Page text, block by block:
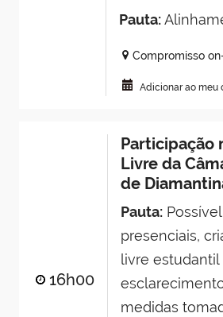
Pauta:
Compromisso
Adicionar ao meu
16h00
Participação
Livre da
de
Pauta:
presenciais,
livre
medidas